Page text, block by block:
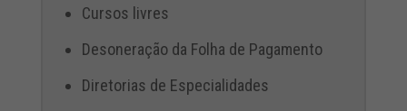
Cursos livres
Desoneração da Folha de Pagamento
Diretorias de Especialidades